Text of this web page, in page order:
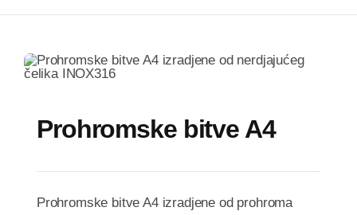
Prohromske bitve A4
Prohromske bitve A4 izradjene od prohroma